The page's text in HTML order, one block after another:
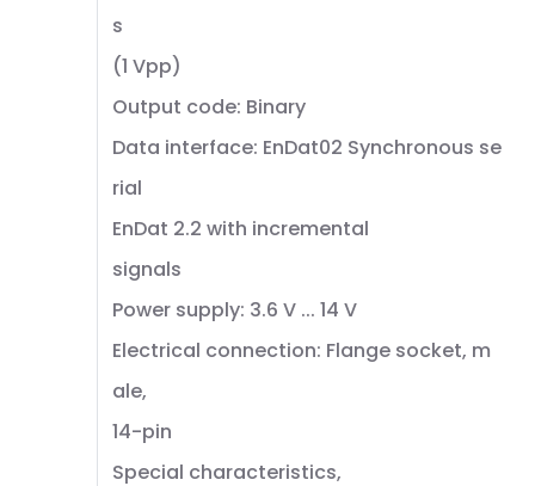
s
(1 Vpp)
Output code: Binary
Data interface: EnDat02 Synchronous se
rial
EnDat 2.2 with incremental
signals
Power supply: 3.6 V ... 14 V
Electrical connection: Flange socket, m
ale,
14-pin
Special characteristics,